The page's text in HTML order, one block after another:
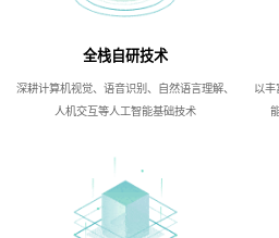
全栈自研技术
深耕计算机视觉、语音识别、自然语言理解、
人机交互等人工智能基础技术
以丰